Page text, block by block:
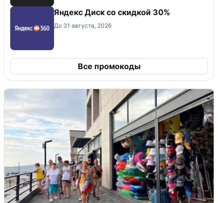
Яндекс Диск со скидкой 30%
До 31 августа, 2026
Все промокоды